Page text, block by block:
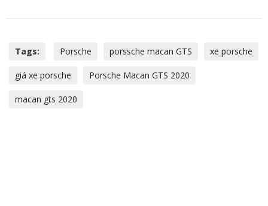
Tags: Porsche porssche macan GTS xe porsche
giá xe porsche Porsche Macan GTS 2020
macan gts 2020